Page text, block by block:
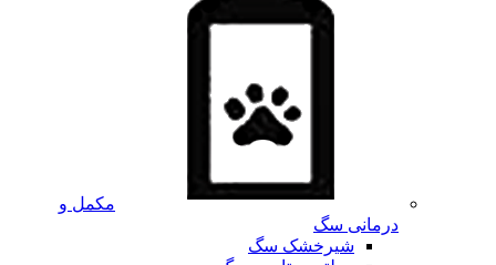
مکمل و
درمانی سگ
شیرخشک سگ